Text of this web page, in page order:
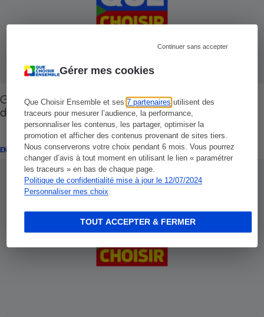
Gérer mes cookies
Que Choisir Ensemble et ses7 partenaires utilisent des
traceurs pour mesurer l’audience, la performance,
personnaliser les contenus, les partager, optimiser la
promotion et afficher des contenus provenant de sites tiers.
Nous conserverons votre choix pendant 6 mois. Vous pourrez
changer d’avis à tout moment en utilisant le lien « paramétrer
les traceurs » en bas de chaque page.
Politique de confidentialité mise à jour le 12/07/2024
Personnaliser mes choix
Continuer sans accepter
TOUT ACCEPTER & FERMER
Garantie du conducteur - L'indemnisation des
dommages corporels
ENQUÊTE